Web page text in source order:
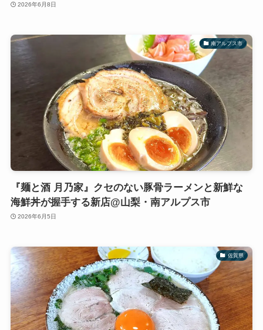
2026年6月8日
南アルプス市
『麺と酒 月乃家』クセのない豚骨ラーメンと新鮮な
海鮮丼が握手する新店@山梨・南アルプス市
2026年6月5日
佐賀県